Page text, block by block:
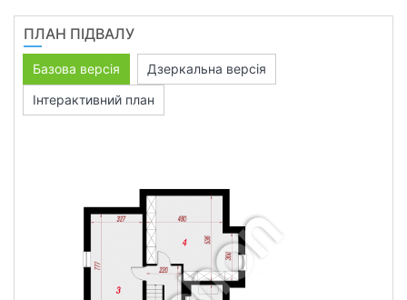
ПЛАН ПІДВАЛУ
Базова версія
Дзеркальна версія
Інтерактивний план